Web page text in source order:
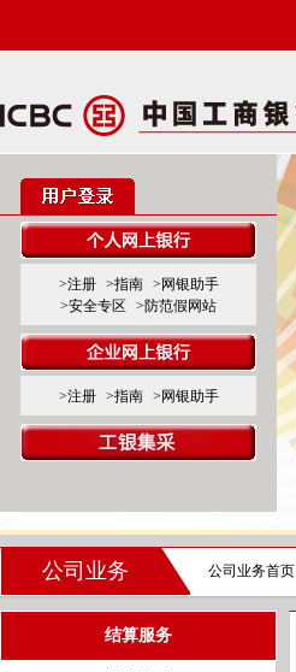
>注册 >指南
>网银助手
>安全专区
>防范假网站
>注册 >指南 >网银助手
公司业务 公司业务首页
结算服务